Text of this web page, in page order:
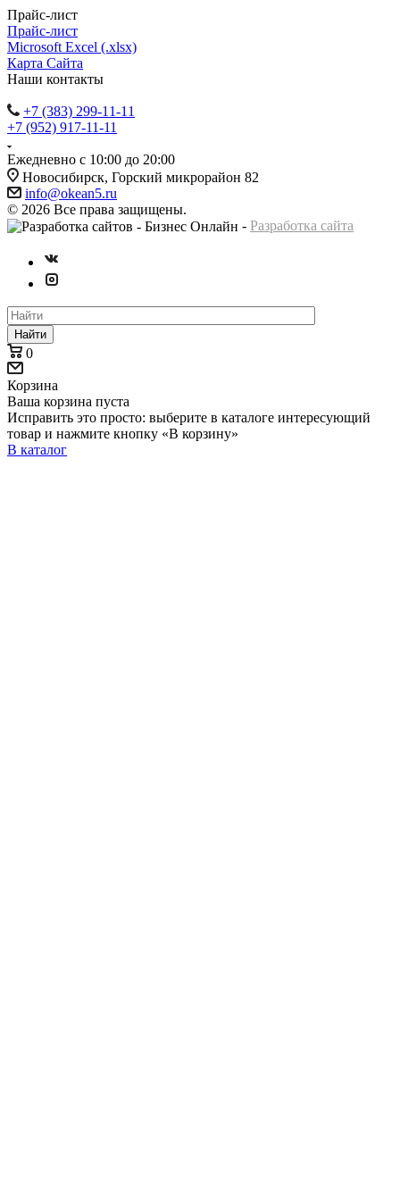
Прайс-лист
Прайс-лист
Microsoft Excel (.xlsx)
Карта Сайта
Наши контакты
+7 (383) 299-11-11
+7 (952) 917-11-11
Ежедневно с 10:00 до 20:00
Новосибирск, Горский микрорайон 82
info@okean5.ru
© 2026 Все права защищены.
- Разработка сайта
Найти
0
Корзина
Ваша корзина пуста
Исправить это просто: выберите в каталоге интересующий
товар и нажмите кнопку «В корзину»
В каталог